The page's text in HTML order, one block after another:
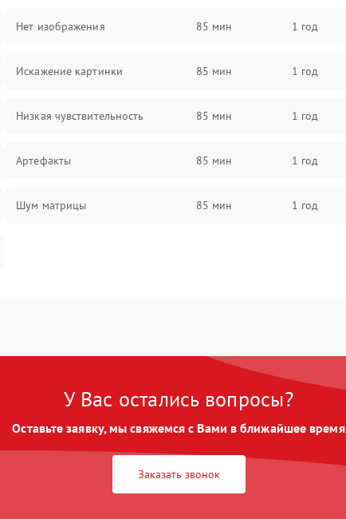
Нет изображения 85 мин 1 год
Искажение картинки 85 мин 1 год
Низкая чувствительность 85 мин 1 год
Артефакты 85 мин 1 год
Шум матрицы 85 мин 1 год
У Вас остались вопросы?
Оставьте заявку, мы свяжемся с Вами в ближайшее время
Заказать звонок